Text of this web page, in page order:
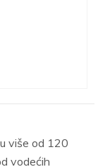
više od 120
vodećih